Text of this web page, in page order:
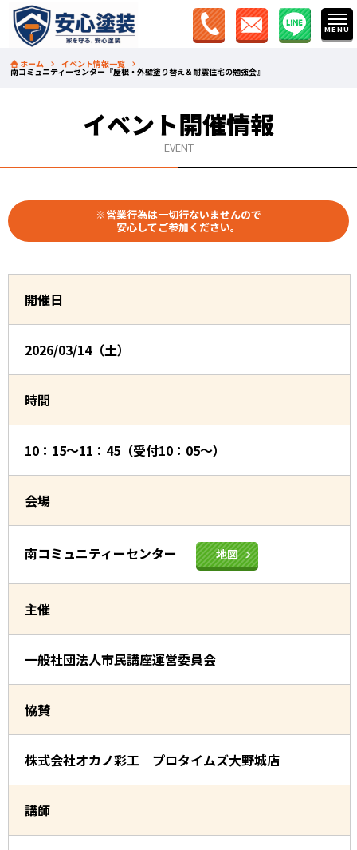
ホーム イベント情報一覧
南コミュニティーセンター『屋根・外壁塗り替え＆耐震住宅の勉強会』
イベント開催情報
EVENT
※営業行為は一切行ないませんので
安心してご参加ください。
開催日
2026/03/14（土）
時間
10：15～11：45（受付10：05～）
会場
南コミュニティーセンター 地図
主催
一般社団法人市民講座運営委員会
協賛
株式会社オカノ彩工 プロタイムズ大野城店
講師